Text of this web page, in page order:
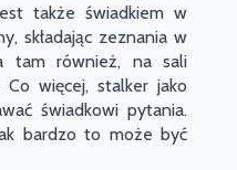
także świadkiem w
składając zeznania w
tam również, na sali
Co więcej, stalker jako
świadkowi pytania.
bardzo to może być